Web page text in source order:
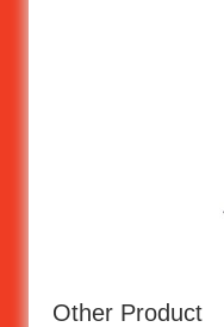
Other Product